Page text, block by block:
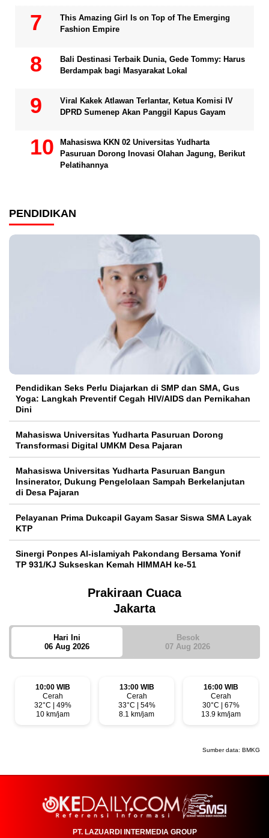
This Amazing Girl Is on Top of The Emerging
Fashion Empire
Bali Destinasi Terbaik Dunia, Gede Tommy: Harus
Berdampak bagi Masyarakat Lokal
Viral Kakek Atlawan Terlantar, Ketua Komisi IV
DPRD Sumenep Akan Panggil Kapus Gayam
Mahasiswa KKN 02 Universitas Yudharta
Pasuruan Dorong Inovasi Olahan Jagung, Berikut
Pelatihannya
PENDIDIKAN
Pendidikan Seks Perlu Diajarkan di SMP dan SMA, Gus
Yoga: Langkah Preventif Cegah HIV/AIDS dan Pernikahan
Dini
Mahasiswa Universitas Yudharta Pasuruan Dorong
Transformasi Digital UMKM Desa Pajaran
Mahasiswa Universitas Yudharta Pasuruan Bangun
Insinerator, Dukung Pengelolaan Sampah Berkelanjutan
di Desa Pajaran
Pelayanan Prima Dukcapil Gayam Sasar Siswa SMA Layak
KTP
Sinergi Ponpes Al-islamiyah Pakondang Bersama Yonif
TP 931/KJ Sukseskan Kemah HIMMAH ke-51
Prakiraan Cuaca
Jakarta
Hari Ini
06 Aug 2026
Besok
07 Aug 2026
10:00 WIB
Cerah
32°C | 49%
10 km/jam
13:00 WIB
Cerah
33°C | 54%
8.1 km/jam
16:00 WIB
Cerah
30°C | 67%
13.9 km/jam
Sumber data: BMKG
PT. LAZUARDI INTERMEDIA GROUP